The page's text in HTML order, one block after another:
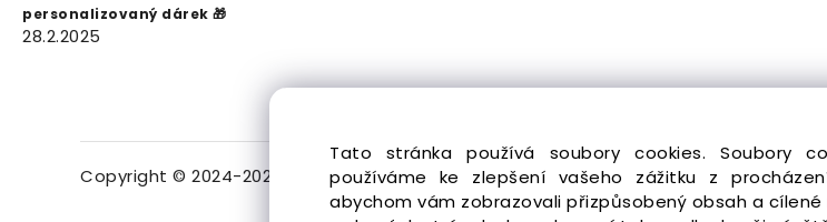
personalizovaný dárek 🎁
28.2.2025
Copyright © 2024-2026 Potisk a Fotodárky. Všechna práva vyhrazena.
Tato stránka používá soubory cookies. Soubory
používáme ke zlepšení vašeho zážitku z
abychom vám zobrazovali přizpůsobený obsah a